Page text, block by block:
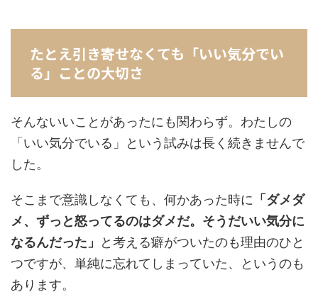
たとえ引き寄せなくても「いい気分でい
る」ことの大切さ
そんないいことがあったにも関わらず。わたしの
「いい気分でいる」という試みは長く続きませんで
した。
そこまで意識しなくても、何かあった時に 「ダメダ
メ、ずっと怒ってるのはダメだ。そうだいい気分に
なるんだった」
と考える癖がついたのも理由のひと
つですが、単純に忘れてしまっていた、というのも
あります。